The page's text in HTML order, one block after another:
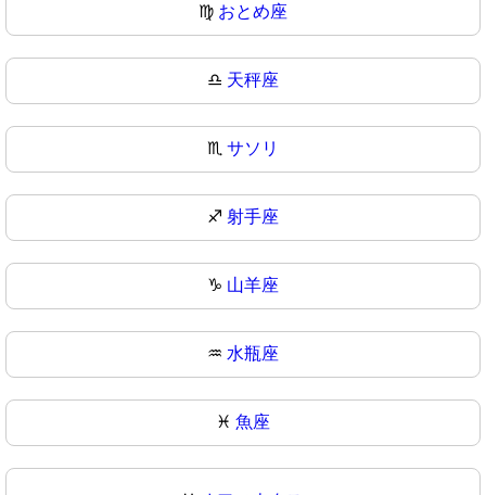
♍ おとめ座
♎ 天秤座
♏ サソリ
♐ 射手座
♑ 山羊座
♒ 水瓶座
♓ 魚座